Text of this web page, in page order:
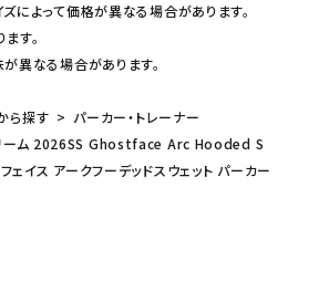
によって価格が異なる場合があります。
す。
異なる場合があります。
ら探す
パーカー・トレーナー
ーム 2026SS Ghostface Arc Hooded S
ス アークフーデッドスウェット パーカー